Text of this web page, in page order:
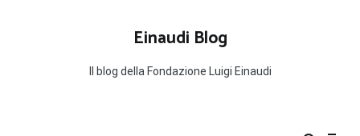
Einaudi Blog
Il blog della Fondazione Luigi Einaudi